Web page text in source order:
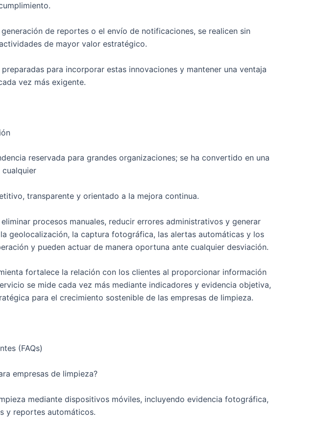
de reportes o el envío de notificaciones, se realicen sin
de mayor valor estratégico.
para incorporar estas innovaciones y mantener una ventaja
vez más exigente.
reservada para grandes organizaciones; se ha convertido en una
cualquier
transparente y orientado a la mejora continua.
procesos manuales, reducir errores administrativos y generar
geolocalización, la captura fotográfica, las alertas automáticas y los
y pueden actuar de manera oportuna ante cualquier desviación.
fortalece la relación con los clientes al proporcionar información
se mide cada vez más mediante indicadores y evidencia objetiva,
para el crecimiento sostenible de las empresas de limpieza.
(FAQs)
empresas de limpieza?
mediante dispositivos móviles, incluyendo evidencia fotográfica,
y reportes automáticos.